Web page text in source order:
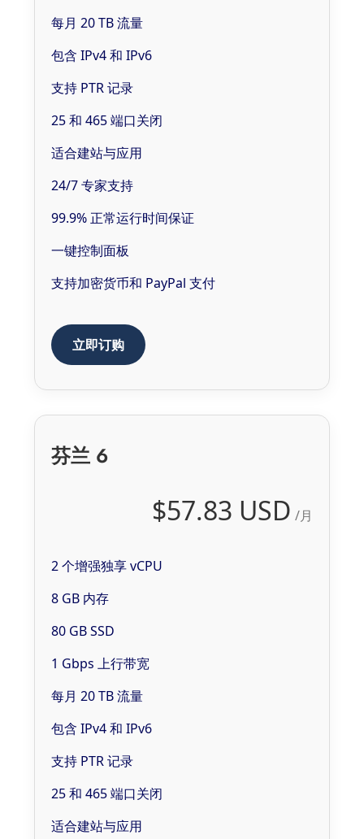
每月 20 TB 流量
包含 IPv4 和 IPv6
支持 PTR 记录
25 和 465 端口关闭
适合建站与应用
24/7 专家支持
99.9% 正常运行时间保证
一键控制面板
支持加密货币和 PayPal 支付
立即订购
芬兰 6
$57.83 USD /月
2 个增强独享 vCPU
8 GB 内存
80 GB SSD
1 Gbps 上行带宽
每月 20 TB 流量
包含 IPv4 和 IPv6
支持 PTR 记录
25 和 465 端口关闭
适合建站与应用